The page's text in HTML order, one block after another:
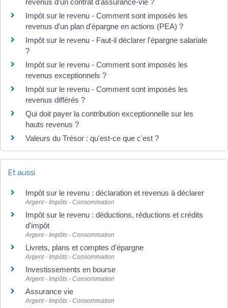
Impôt sur le revenu - Comment sont imposés les
revenus d'un plan d'épargne en actions (PEA) ?
Impôt sur le revenu - Faut-il déclarer l'épargne salariale
?
Impôt sur le revenu - Comment sont imposés les
revenus exceptionnels ?
Impôt sur le revenu - Comment sont imposés les
revenus différés ?
Qui doit payer la contribution exceptionnelle sur les
hauts revenus ?
Valeurs du Trésor : qu'est-ce que c'est ?
Et aussi
Impôt sur le revenu : déclaration et revenus à déclarer
Argent - Impôts - Consommation
Impôt sur le revenu : déductions, réductions et crédits
d'impôt
Argent - Impôts - Consommation
Livrets, plans et comptes d'épargne
Argent - Impôts - Consommation
Investissements en bourse
Argent - Impôts - Consommation
Assurance vie
Argent - Impôts - Consommation